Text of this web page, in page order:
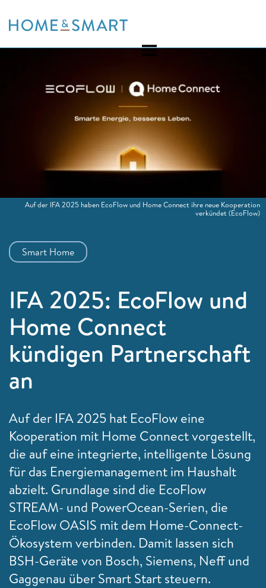
to
Smart Home
IFA 2025: EcoFlow und
Home Connect
kündigen Partnerschaft
an
Auf der IFA 2025 hat EcoFlow eine
Kooperation mit Home Connect vorgestellt,
die auf eine integrierte, intelligente Lösung
für das Energiemanagement im Haushalt
abzielt. Grundlage sind die EcoFlow
STREAM- und PowerOcean-Serien, die
EcoFlow OASIS mit dem Home-Connect-
Ökosystem verbinden. Damit lassen sich
BSH-Geräte von Bosch, Siemens, Neff und
Gaggenau über Smart Start steuern.
Auf der IFA 2025 haben EcoFlow und Home Connect ihre neue Kooperation
verkündet (EcoFlow)